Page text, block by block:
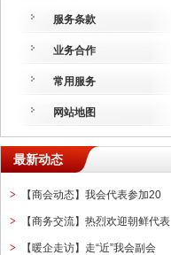
服务条款
业务合作
常用服务
网站地图
最新动态
> 【商会动态】我会代表参加20
> 【商务交流】热烈欢迎朝鲜代表
> 【暖企走访】走“近”我会副会